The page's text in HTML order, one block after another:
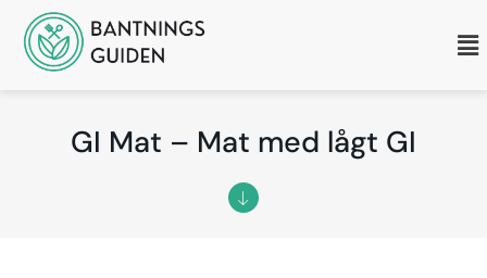
GI Mat – Mat med lågt GI